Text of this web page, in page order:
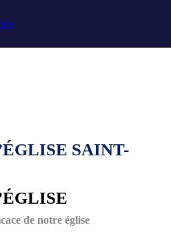
SAINT-
de notre église